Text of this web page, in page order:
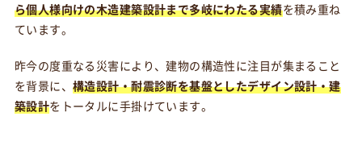
ら個人様向けの木造建築設計まで多岐にわたる実績を積み重ね
ています。
昨今の度重なる災害により、建物の構造性に注目が集まること
を背景に、構造設計・耐震診断を基盤としたデザイン設計・建
築設計をトータルに手掛けています。